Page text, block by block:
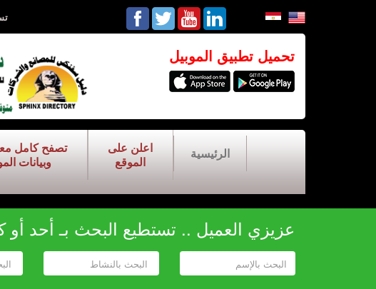
تحميل تطبيق الموبيل
الرئيسية
اعلن على
الموقع
تصفح كامل
وبيانات
عزيزي العميل .. تستطيع البحث بـ أحد أو